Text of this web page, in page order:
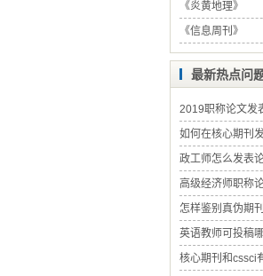
《炎黄地理》
《信息周刊 》
最新热点问
2019职称论文发
如何在核心期刊
政工师怎么发表
高级经济师职称
怎样鉴别真伪期刊
英语教师可投稿
核心期刊和cssci